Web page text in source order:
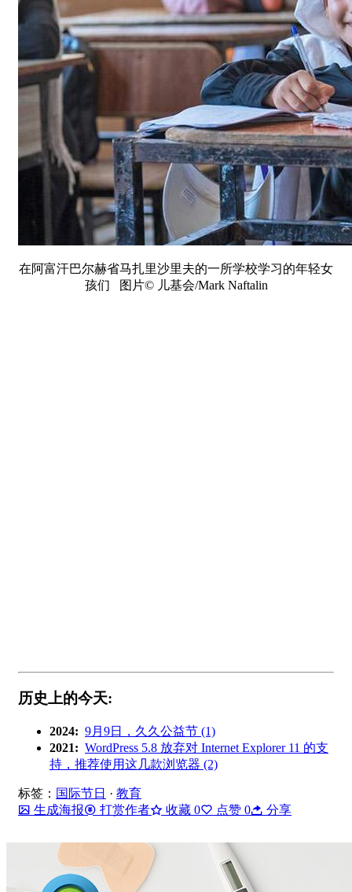
在阿富汗巴尔赫省马扎里沙里夫的一所学校学习的年轻女
孩们 图片© 儿基会/Mark Naftalin
历史上的今天:
2024: 9月9日，久久公益节 (1)
2021: WordPress 5.8 放弃对 Internet Explorer 11 的支
持，推荐使用这几款浏览器 (2)
标签： 国际节日 · 教育
生成海报
打赏作者 收藏 0 点赞 0 分享